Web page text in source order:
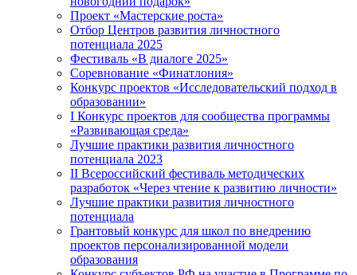
Проект «Мастерские роста»
Отбор Центров развития личностного
потенциала 2025
Фестиваль «В диалоге 2025»
Соревнование «Финатлония»
Конкурс проектов «Исследовательский подход в
образовании»
I Конкурс проектов для сообщества программы
«Развивающая среда»
Лучшие практики развития личностного
потенциала 2023
II Всероссийский фестиваль методических
разработок «Через чтение к развитию личности»
Лучшие практики развития личностного
потенциала
Грантовый конкурс для школ по внедрению
проектов персонализированной модели
образования